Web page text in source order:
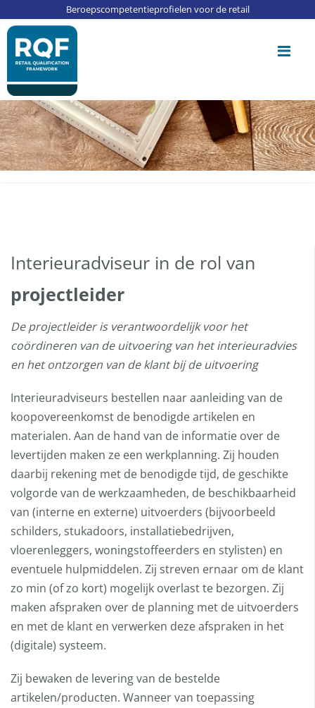
Update cookies preferences
Beroepscompetentieprofielen voor de retail
Interieuradviseur in de rol van
projectleider
De projectleider is verantwoordelijk voor het
coördineren van de uitvoering van het interieuradvies
en het ontzorgen van de klant bij de uitvoering
Interieuradviseurs bestellen naar aanleiding van de
koopovereenkomst de benodigde artikelen en
materialen. Aan de hand van de informatie over de
levertijden maken ze een werkplanning. Zij houden
daarbij rekening met de benodigde tijd, de geschikte
volgorde van de werkzaamheden, de beschikbaarheid
van (interne en externe) uitvoerders (bijvoorbeeld
schilders, stukadoors, installatiebedrijven,
vloerenleggers, woningstoffeerders en stylisten) en
eventuele hulpmiddelen. Zij streven ernaar om de klant
zo min (of zo kort) mogelijk overlast te bezorgen. Zij
maken afspraken over de planning met de uitvoerders
en met de klant en verwerken deze afspraken in het
(digitale) systeem.
Zij bewaken de levering van de bestelde
artikelen/producten. Wanneer van toepassing